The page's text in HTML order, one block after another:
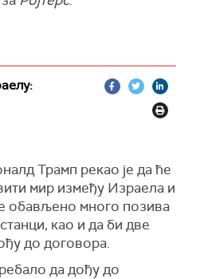
погодака",
позивајући се на
тачан број
на Израел.
Трамп рекао је да ће
мир између Израела и
обављено много позива
као и да би две
до договора.
да дођу до